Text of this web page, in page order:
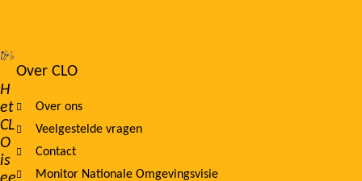
H
et
CL
O
is
Footer
navigation
Over CLO
Over ons
Veelgestelde vragen
Contact
Monitor Nationale Omgevingsvisie